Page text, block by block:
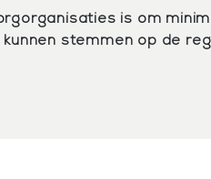
is om
stemmen op de